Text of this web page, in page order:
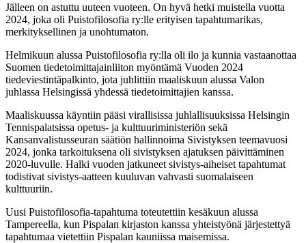
Jälleen on astuttu uuteen vuoteen. On hyvä hetki muistella vuotta
2024, joka oli Puistofilosofia ry:lle erityisen tapahtumarikas,
merkityksellinen ja unohtumaton.
Helmikuun alussa Puistofilosofia ry:lla oli ilo ja kunnia vastaanottaa
Suomen tiedetoimittajainliiton myöntämä Vuoden 2024
tiedeviestintäpalkinto, jota juhlittiin maaliskuun alussa Valon
juhlassa Helsingissä yhdessä tiedetoimittajien kanssa.
Maaliskuussa käyntiin pääsi virallisissa juhlallisuuksissa Helsingin
Tennispalatsissa opetus- ja kulttuuriministeriön sekä
Kansanvalistusseuran säätiön hallinnoima Sivistyksen teemavuosi
2024, jonka tarkoituksena oli sivistyksen ajatuksen päivittäminen
2020-luvulle. Halki vuoden jatkuneet sivistys-aiheiset tapahtumat
todistivat sivistys-aatteen kuuluvan vahvasti suomalaiseen
kulttuuriin.
Uusi Puistofilosofia-tapahtuma toteutettiin kesäkuun alussa
Tampereella, kun Pispalan kirjaston kanssa yhteistyönä järjestettyä
tapahtumaa vietettiin Pispalan kauniissa maisemissa.